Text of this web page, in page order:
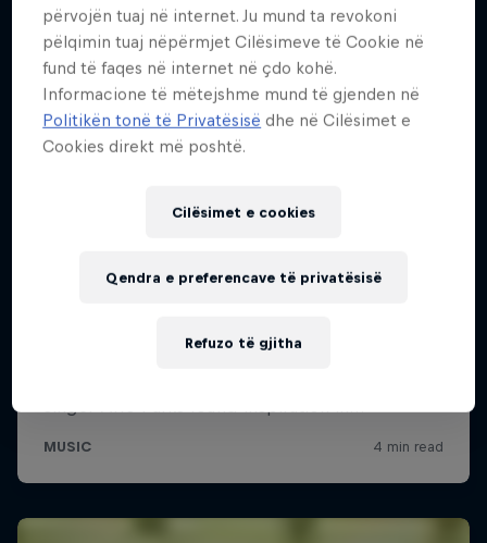
përvojën tuaj në internet. Ju mund ta revokoni
pëlqimin tuaj nëpërmjet Cilësimeve të Cookie në
fund të faqes në internet në çdo kohë.
Informacione të mëtejshme mund të gjenden në
Politikën tonë të Privatësisë dhe në Cilësimet e
Cookies direkt më poshtë.
Cilësimet e cookies
Refuzo të gjitha
Qendra e preferencave të privatësisë